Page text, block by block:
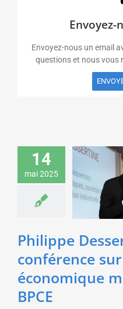
14
mai 2025
donne
sur le
Economie
Philippe
conférence
économique
BPCE
Envoyez-
Envoyez-nous un email
questions et nous vous